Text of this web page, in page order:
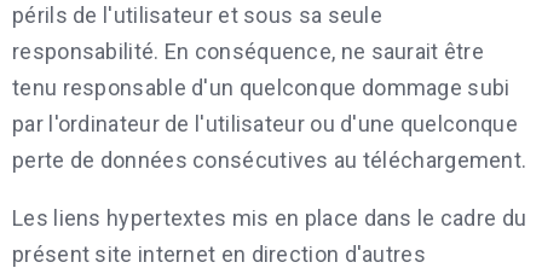
périls de l'utilisateur et sous sa seule
responsabilité. En conséquence, ne saurait être
tenu responsable d'un quelconque dommage subi
par l'ordinateur de l'utilisateur ou d'une quelconque
perte de données consécutives au téléchargement.
Les liens hypertextes mis en place dans le cadre du
présent site internet en direction d'autres